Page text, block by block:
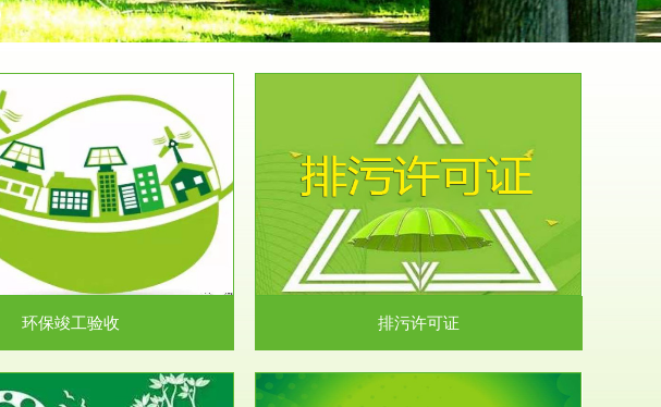
环保竣工验收
服务范围
排污许可证
报咨询：（排污许可证）根据《中华
人民共和国环境保护法》...
排污许可证